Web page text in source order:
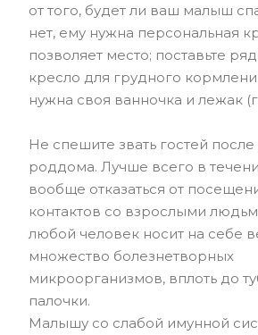
от того, будет ли ваш малыш
нет, ему нужна персональная
позволяет место; поставьте
кресло для грудного
нужна своя ванночка и лежак
Не спешите звать гостей
роддома. Лучше всего в
вообще отказаться от
контактов со взрослыми
любой человек носит на себе
множество болезнетворных
микроорганизмов, вплоть до
палочки.
Малышу со слабой имунной